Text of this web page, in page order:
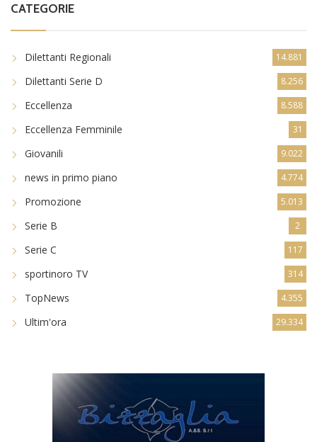
CATEGORIE
Dilettanti Regionali 14.881
Dilettanti Serie D 8.256
Eccellenza 8.588
Eccellenza Femminile 31
Giovanili 9.022
news in primo piano 4.774
Promozione 5.013
Serie B 2
Serie C 117
sportinoro TV 314
TopNews 4.355
Ultim'ora 29.334